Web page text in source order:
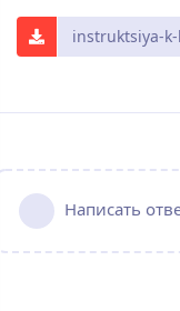
instruktsiya-
Написать